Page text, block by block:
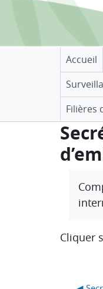
Accueil
Filières
Cliquer